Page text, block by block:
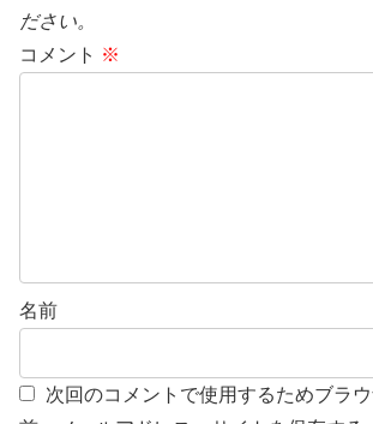
ださい。
コメント ※
名前
次回のコメントで使用するためブラ